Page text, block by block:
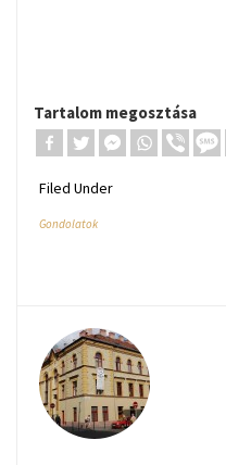
Tartalom megosztása
Filed Under
Gondolatok